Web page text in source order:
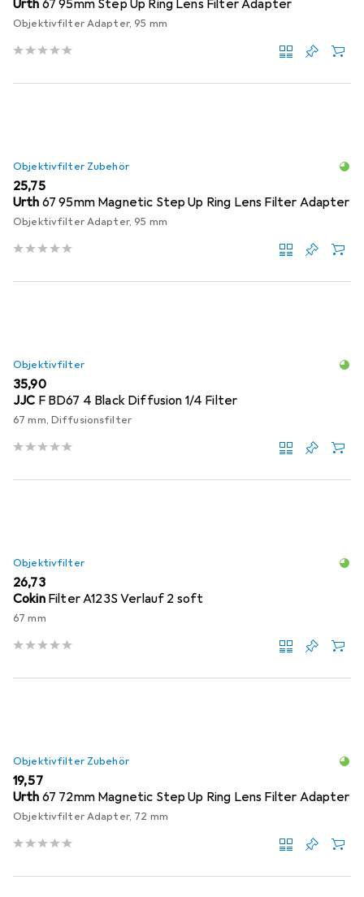
Urth 67 95mm Step Up Ring Lens Filter Adapter
Objektivfilter Adapter, 95 mm
Objektivfilter Zubehör
EUR
25,75
Urth 67 95mm Magnetic Step Up Ring Lens Filter Adapter
Objektivfilter Adapter, 95 mm
Objektivfilter
EUR
35,90
JJC F BD67 4 Black Diffusion 1/4 Filter
67 mm, Diffusionsfilter
Objektivfilter
EUR
26,73
Cokin Filter A123S Verlauf 2 soft
67 mm
Objektivfilter Zubehör
EUR
19,57
Urth 67 72mm Magnetic Step Up Ring Lens Filter Adapter
Objektivfilter Adapter, 72 mm